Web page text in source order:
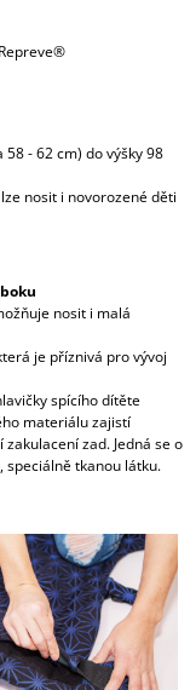
- 62 cm) do výšky 98
nosit i novorozené děti
nosit i malá
je příznivá pro vývoj
spícího dítěte
materiálu zajistí
zad. Jedná se o
speciálně tkanou látku.